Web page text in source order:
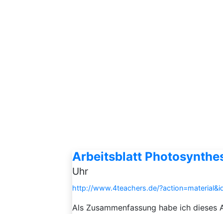
Arbeitsblatt
Uhr
http://www.4teachers.de/
Als Zusammenfassung habe ich